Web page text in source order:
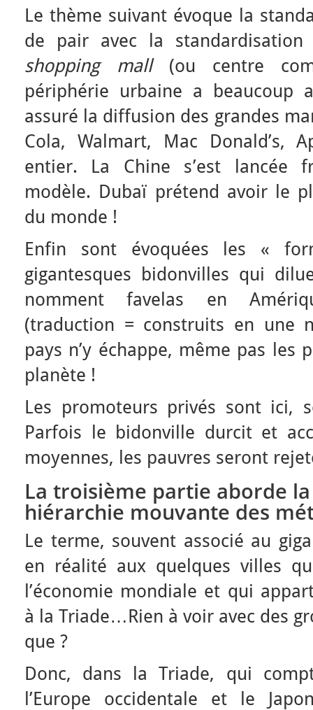
Le thème suivant évoque la
de pair avec la
shopping mall(ou centre
périphérie urbaine a beaucoup
assuré la diffusion des grandes
Cola, Walmart, Mac Donald’s,
entier. La Chine s’est lancée
modèle. Dubaï prétend avoir le
du monde !
Enfin sont évoquées les «
gigantesques bidonvilles qui
nomment favelas en
(traduction = construits en une
pays n’y échappe, même pas les
planète !
Les promoteurs privés sont ici,
Parfois le bidonville durcit et
moyennes, les pauvres seront
La troisième partie aborde
hiérarchie mouvante des
Le terme, souvent associé au
en réalité aux quelques villes
l’économie mondiale et qui
à la Triade…Rien à voir avec des
que ?
Donc, dans la Triade, qui
l’Europe occidentale et le